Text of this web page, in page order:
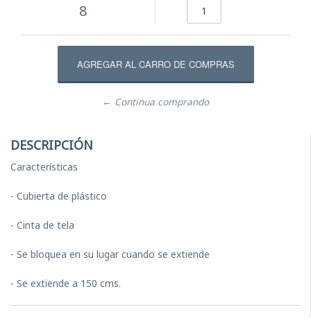
8
← Continua comprando
DESCRIPCIÓN
Características
- Cubierta de plástico
- Cinta de tela
- Se bloquea en su lugar cuando se extiende
- Se extiende a 150 cms.